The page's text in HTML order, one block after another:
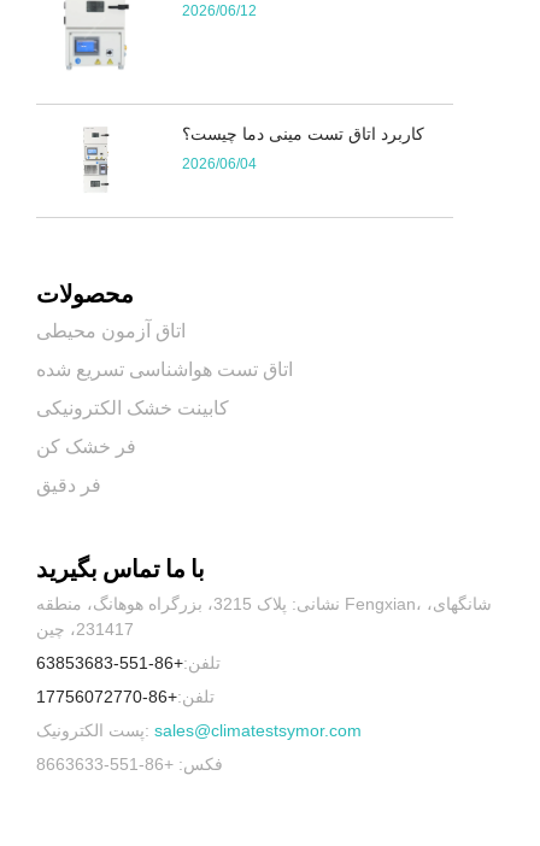
2026/06/12
کاربرد اتاق تست مینی دما چیست؟
2026/06/04
محصولات
اتاق آزمون محیطی
اتاق تست هواشناسی تسریع شده
کابینت خشک الکترونیکی
فر خشک کن
فر دقیق
با ما تماس بگیرید
نشانی: پلاک 3215، بزرگراه هوهانگ، منطقه Fengxian، شانگهای،
231417، چین
تلفن:+86-551-63853683
تلفن:+86-17756072770
پست الکترونیک: sales@climatestsymor.com
فکس: +86-551-8663633